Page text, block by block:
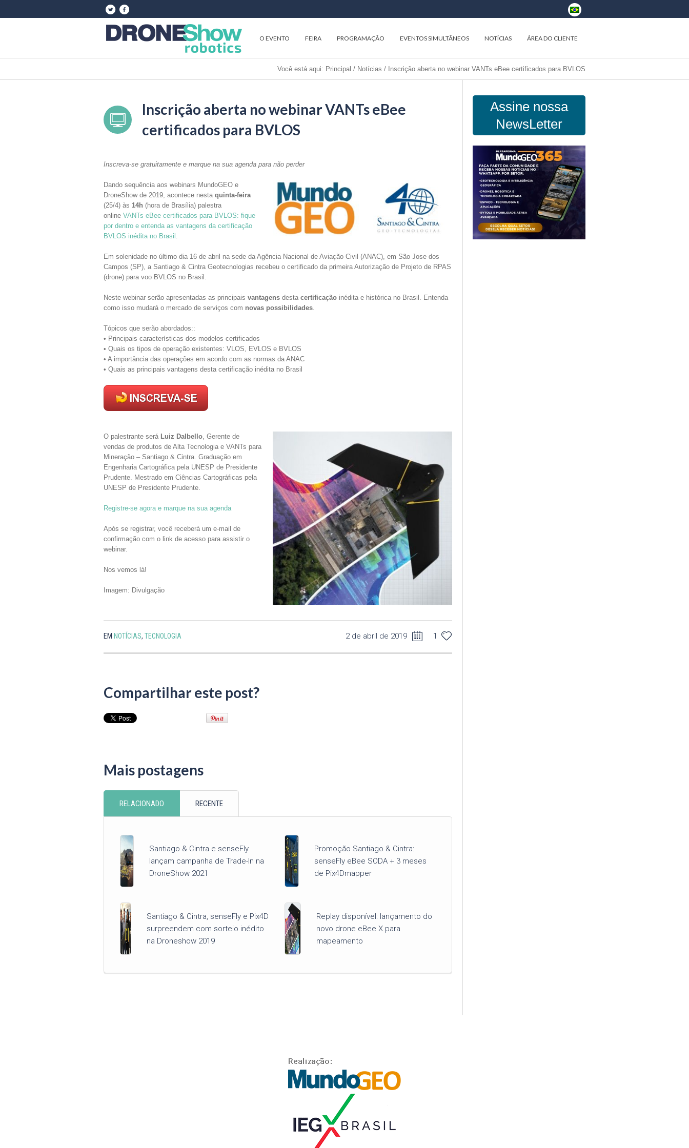
O EVENTO FEIRA PROGRAMAÇÃO EVENTOS SIMULTÂNEOS NOTÍCIAS ÁREA DO CLIENTE
Você está aqui: Principal / Notícias / Inscrição aberta no webinar VANTs eBee certificados para BVLOS
Inscrição aberta no webinar VANTs eBee
certificados para BVLOS
Inscreva-se gratuitamente e marque na sua agenda para não perder
Dando sequência aos webinars MundoGEO e
DroneShow de 2019, acontece nesta quinta-feira
(25/4) às 14h (hora de Brasília) palestra
online VANTs eBee certificados para BVLOS: fique
por dentro e entenda as vantagens da certificação
BVLOS inédita no Brasil .
Em solenidade no último dia 16 de abril na sede da Agência Nacional de Aviação Civil (ANAC), em São Jose dos
Campos (SP), a Santiago & Cintra Geotecnologias recebeu o certificado da primeira Autorização de Projeto de RPAS
(drone) para voo BVLOS no Brasil.
Neste webinar serão apresentadas as principais vantagens destacertificação inédita e histórica no Brasil. Entenda
como isso mudará o mercado de serviços com novas possibilidades.
Tópicos que serão abordados::
• Principais características dos modelos certificados
• Quais os tipos de operação existentes: VLOS, EVLOS e BVLOS
• A importância das operações em acordo com as normas da ANAC
• Quais as principais vantagens desta certificação inédita no Brasil
O palestrante será Luiz Dalbello, Gerente de
vendas de produtos de Alta Tecnologia e VANTs para
Mineração – Santiago & Cintra. Graduação em
Engenharia Cartográfica pela UNESP de Presidente
Prudente. Mestrado em Ciências Cartográficas pela
UNESP de Presidente Prudente.
Registre-se agora e marque na sua agenda
Após se registrar, você receberá um e-mail de
confirmação com o link de acesso para assistir o
webinar.
Nos vemos lá!
Imagem: Divulgação
2 de abril de 2019 1
EM NOTÍCIAS, TECNOLOGIA
Compartilhar este post?
Mais postagens
RELACIONADO RECENTE
Santiago & Cintra e senseFly
lançam campanha de Trade-In na
DroneShow 2021
Promoção Santiago & Cintra:
senseFly eBee SODA + 3 meses
de Pix4Dmapper
Santiago & Cintra, senseFly e Pix4D
surpreendem com sorteio inédito
na Droneshow 2019
Replay disponível: lançamento do
novo drone eBee X para
mapeamento
Assine nossa
NewsLetter